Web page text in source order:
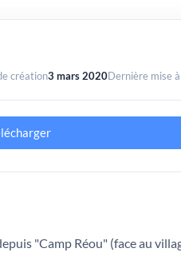
création3 mars 2020Dernière mise
"Camp Réou" (face au